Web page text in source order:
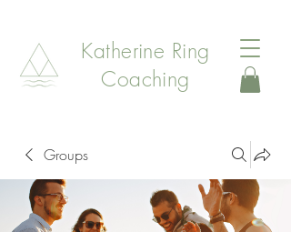
Katherine Ring
Coaching
Groups